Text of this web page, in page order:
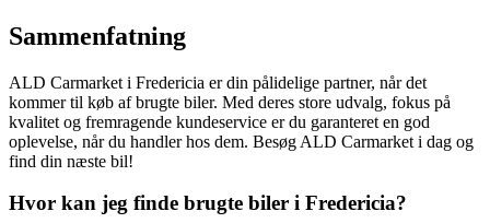
Sammenfatning
ALD Carmarket i Fredericia er din pålidelige partner, når det
kommer til køb af brugte biler. Med deres store udvalg, fokus på
kvalitet og fremragende kundeservice er du garanteret en god
oplevelse, når du handler hos dem. Besøg ALD Carmarket i dag og
find din næste bil!
Hvor kan jeg finde brugte biler i Fredericia?